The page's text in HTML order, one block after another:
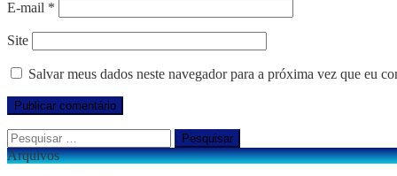
E-mail *
Site
Salvar meus dados neste navegador para a próxima vez que eu
Pesquisar
por:
Arquivos